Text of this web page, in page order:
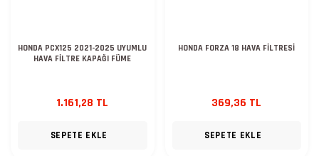
HONDA PCX125 2021-2025 UYUMLU
HAVA FİLTRE KAPAĞI FÜME
1.161,28 TL
SEPETE EKLE
HONDA FORZA 18 HAVA FİLTRESİ
369,36 TL
SEPETE EKLE